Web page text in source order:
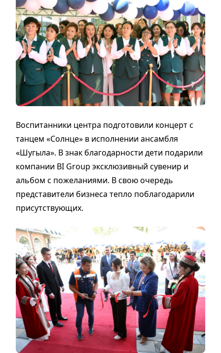
Воспитанники центра подготовили концерт с
танцем «Солнце» в исполнении ансамбля
«Шугыла». В знак благодарности дети подарили
компании BI Group эксклюзивный сувенир и
альбом с пожеланиями. В свою очередь
представители бизнеса тепло поблагодарили
присутствующих.